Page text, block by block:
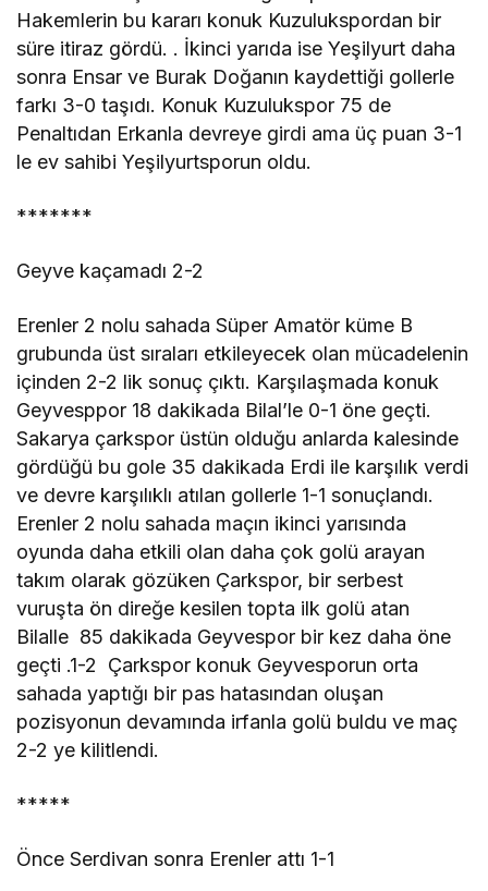
Hakemlerin bu kararı konuk Kuzulukspordan bir
süre itiraz gördü. . İkinci yarıda ise Yeşilyurt daha
sonra Ensar ve Burak Doğanın kaydettiği gollerle
farkı 3-0 taşıdı. Konuk Kuzulukspor 75 de
Penaltıdan Erkanla devreye girdi ama üç puan 3-1
le ev sahibi Yeşilyurtsporun oldu.
*******
Geyve kaçamadı 2-2
Erenler 2 nolu sahada Süper Amatör küme B
grubunda üst sıraları etkileyecek olan mücadelenin
içinden 2-2 lik sonuç çıktı. Karşılaşmada konuk
Geyvesppor 18 dakikada Bilal’le 0-1 öne geçti.
Sakarya çarkspor üstün olduğu anlarda kalesinde
gördüğü bu gole 35 dakikada Erdi ile karşılık verdi
ve devre karşılıklı atılan gollerle 1-1 sonuçlandı.
Erenler 2 nolu sahada maçın ikinci yarısında
oyunda daha etkili olan daha çok golü arayan
takım olarak gözüken Çarkspor, bir serbest
vuruşta ön direğe kesilen topta ilk golü atan
Bilalle 85 dakikada Geyvespor bir kez daha öne
geçti .1-2 Çarkspor konuk Geyvesporun orta
sahada yaptığı bir pas hatasından oluşan
pozisyonun devamında irfanla golü buldu ve maç
2-2 ye kilitlendi.
*****
Önce Serdivan sonra Erenler attı 1-1